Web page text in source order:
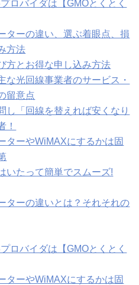
ロバイダは【GMOとくとく
ターの違い、選ぶ着眼点、損
方法
方とお得な申し込み方法
な光回線事業者のサービス・
留意点
し「回線を替えれば安くなり
！
ターやWiMAXにするかは固
いたって簡単でスムーズ!
ターの違いとは？それそれの
ロバイダは【GMOとくとく
ターやWiMAXにするかは固